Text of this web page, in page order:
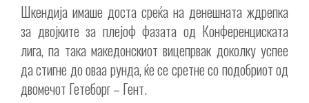
Шкендија имаше доста среќа на денешната ждрепка
за двојките за плејоф фазата од Конференциската
лига, па така македонскиот вицепрвак доколку успее
да стигне до оваа рунда, ќе се сретне со подобриот од
двомечот Гетеборг – Гент.